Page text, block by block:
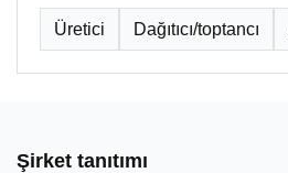
Üretici Dağıtıcı/toptancı
Şirket tanıtımı